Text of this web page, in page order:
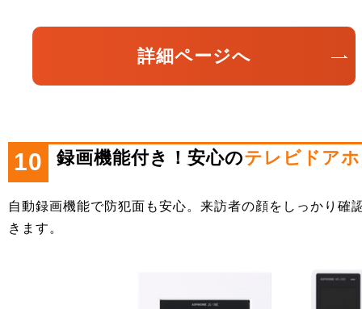
詳細ページへ
10 録画機能付き！安心のテレビドア
自動録画機能で防犯面も安心。来訪者の顔をしっかり確
きます。